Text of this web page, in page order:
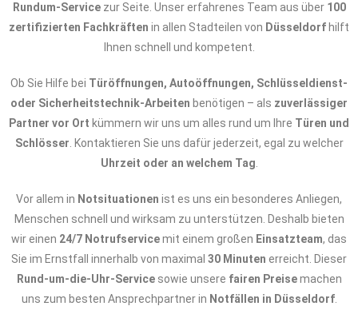
Rundum-Servicezur Seite. Unser erfahrenes Team aus über 100
zertifizierten Fachkräften in allen Stadteilen von Düsseldorf hilft
Ihnen schnell und kompetent.
Ob Sie Hilfe bei Türöffnungen, Autoöffnungen, Schlüsseldienst-
oder Sicherheitstechnik-Arbeiten benötigen – als zuverlässiger
Partner vor Ort kümmern wir uns um alles rund um Ihre Türen und
Schlösser . Kontaktieren Sie uns dafür jederzeit, egal zu welcher
Uhrzeit oder an welchem Tag
Vor allem in Notsituationen ist es uns ein besonderes Anliegen,
Menschen schnell und wirksam zu unterstützen. Deshalb bieten
wir einen 24/7 Notrufservicemit einem großen Einsatzteam, das
Sie im Ernstfall innerhalb von maximal 30 Minuten erreicht. Dieser
Rund-um-die-Uhr-Servicesowie unsere fairen Preisemachen
uns zum besten Ansprechpartner in Notfällen in Düsseldorf.